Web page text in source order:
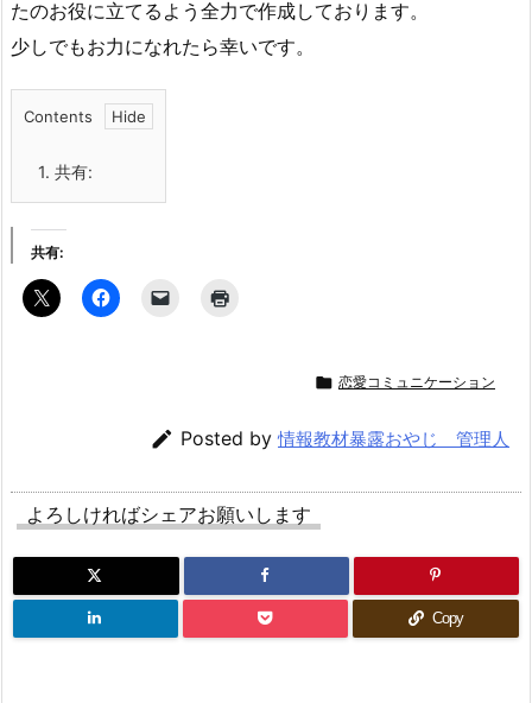
たのお役に立てるよう全力で作成しております。
少しでもお力になれたら幸いです。
Contents
1. 共有:
共有:
 恋愛コミュニケーション
 Posted by情報教材暴露おやじ 管理人
よろしければシェアお願いします
Copy